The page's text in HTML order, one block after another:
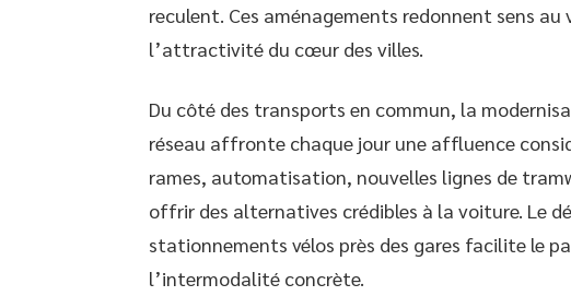
reculent. Ces aménagements redonnent sens
l’attractivité du cœur des villes.
Du côté des transports en commun, la
réseau affronte chaque jour une affluence
rames, automatisation, nouvelles lignes de
offrir des alternatives crédibles à la voiture. Le
stationnements vélos près des gares facilite le
l’intermodalité concrète.